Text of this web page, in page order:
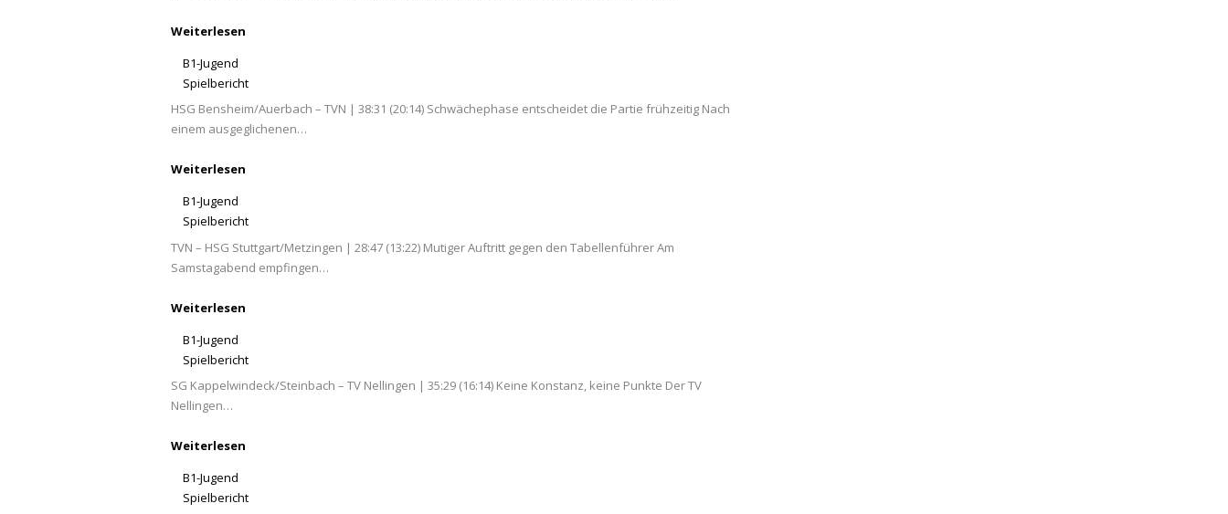
Weiterlesen
B1-Jugend
Spielbericht
HSG Bensheim/Auerbach – TVN | 38:31 (20:14) Schwächephase entscheidet die Partie frühzeitig Nach
einem ausgeglichenen…
Weiterlesen
B1-Jugend
Spielbericht
TVN – HSG Stuttgart/Metzingen | 28:47 (13:22) Mutiger Auftritt gegen den Tabellenführer Am
Samstagabend empfingen…
Weiterlesen
B1-Jugend
Spielbericht
SG Kappelwindeck/Steinbach – TV Nellingen | 35:29 (16:14) Keine Konstanz, keine Punkte Der TV
Nellingen…
Weiterlesen
B1-Jugend
Spielbericht